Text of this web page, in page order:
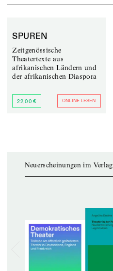
SPUREN
Zeitgenössische
Theatertexte aus
afrikanischen Ländern und
der afrikanischen Diaspora
22,00 € ONLINE LESEN
Neuerscheinungen im Verlag